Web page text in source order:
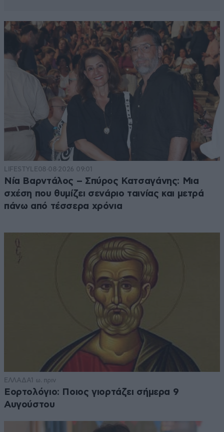
LIFESTYLE08·08·2026 09:01
Νία Βαρντάλος – Σπύρος Κατσαγάνης: Μια
σχέση που θυμίζει σενάριο ταινίας και μετρά
πάνω από τέσσερα χρόνια
ΕΛΛΑΔΑ1 ω. πριν
Εορτολόγιο: Ποιος γιορτάζει σήμερα 9
Αυγούστου